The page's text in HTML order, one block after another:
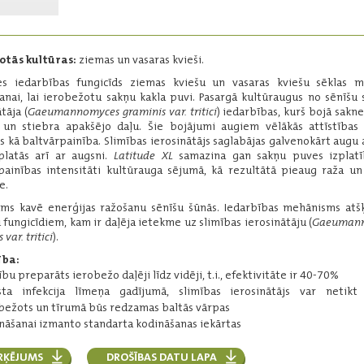
kultūras: ziemas un vasaras kvieši.
iedarbības fungicīds ziemas kviešu un vasaras kviešu sēklas
lai ierobežotu sakņu kakla puvi. Pasargā kultūraugus no sēnīšu
(Gaeumannomyces graminis var. tritici) iedarbības, kurš bojā
stiebra apakšējo daļu. Šie bojājumi augiem vēlākās attīstības
kā baltvārpainība. Slimības ierosinātājs saglabājas galvenokārt augu
arī ar augsni. Latitude XLsamazina gan sakņu puves
intensitāti kultūrauga sējumā, kā rezultātā pieaug raža
kavē enerģijas ražošanu sēnīšu šūnās. Iedarbības mehānisms
kam ir daļēja ietekme uz slimības ierosinātāju (
var. tritici).
preparāts ierobežo daļēji līdz vidēji, t.i., efektivitāte ir 40-70%
infekcija līmeņa gadījumā, slimības ierosinātājs var
un tīrumā būs redzamas baltās vārpas
izmanto standarta kodināšanas iekārtas
DROŠĪBAS DATU LAPA
protiokonazols - 50 g/l
fludioksonils - 37,5 g/l
Iepakojums:5 l, 50 l
Ražotājs:Bayer
Lasīt vairāk
Latitude XL
Fungicīds sēklas materiāla
siltiofams - 125 g/l
Iepakojums:
25 l
Ražotājs:Certis Belchim B.V.